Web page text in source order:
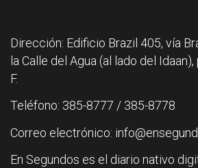
Dirección: Edificio Brazil 405, vía
la Calle del Agua (al lado del
F.
Teléfono: 385-8777 / 385-8778
Correo electrónico:
En Segundos es el diario nativo